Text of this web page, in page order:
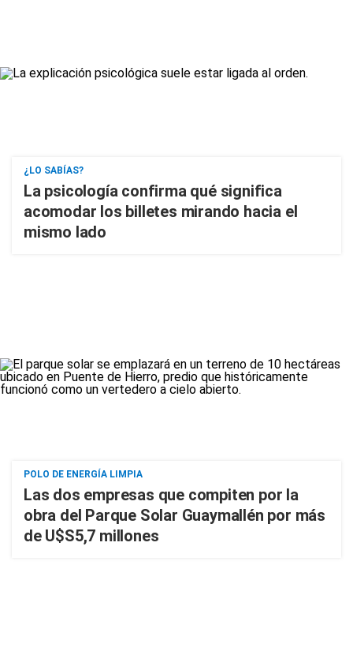
¿LO SABÍAS?
La psicología confirma qué significa
acomodar los billetes mirando hacia el
mismo lado
POLO DE ENERGÍA LIMPIA
Las dos empresas que compiten por la
obra del Parque Solar Guaymallén por más
de U$S5,7 millones